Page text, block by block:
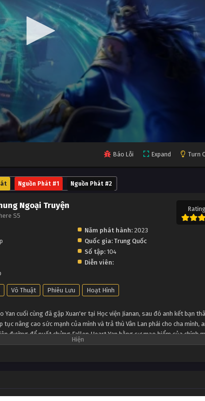
Báo Lỗi Expand Turn
Nguồn Phát #1 Nguồn Phát #2
Ngoại Truyện
S5
Năm phát hành:2023
Quốc gia: Trung Quốc
Số tập:104
Diễn viên:
Võ Thuật Phiêu Lưu Hoạt Hình
Yan cuối cùng đã gặp Xuan'er tại Học viện Jianan, sau đó anh kết bạn
tục nâng cao sức mạnh của mình và trả thù Vân Lan phái cho cha mình,
đường để nuốt chửng Fallen Heart Yan bằng sự mạo hiểm của chính